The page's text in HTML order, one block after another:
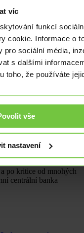
víc
funkcí
cookie. Informace o
sociální média,
s dalšími
toho, že používáte
vše
nastavenírublu.
po kritice od mnohých
centrální banka